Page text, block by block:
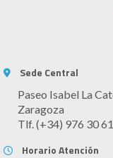
Sede Central
Paseo Isabel La
Zaragoza
Tlf. (+34) 976 30
Horario Atención